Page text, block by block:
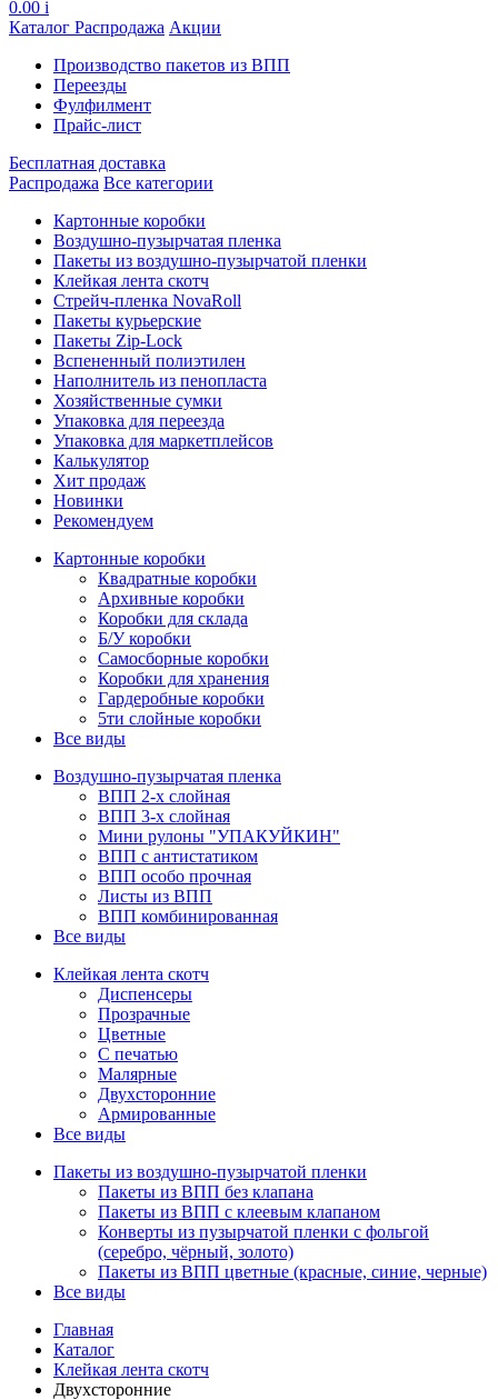
0.00 i
Каталог Распродажа Акции
Производство пакетов из ВПП
Переезды
Фулфилмент
Прайс-лист
Бесплатная доставка
Распродажа Все категории
Картонные коробки
Воздушно-пузырчатая пленка
Пакеты из воздушно-пузырчатой пленки
Клейкая лента скотч
Стрейч-пленка NovaRoll
Пакеты курьерские
Пакеты Zip-Lock
Вспененный полиэтилен
Наполнитель из пенопласта
Хозяйственные сумки
Упаковка для переезда
Упаковка для маркетплейсов
Калькулятор
Хит продаж
Новинки
Рекомендуем
Картонные коробки
Квадратные коробки
Архивные коробки
Коробки для склада
Б/У коробки
Самосборные коробки
Коробки для хранения
Гардеробные коробки
5ти слойные коробки
Все виды
Воздушно-пузырчатая пленка
ВПП 2-х слойная
ВПП 3-х слойная
Мини рулоны "УПАКУЙКИН"
ВПП с антистатиком
ВПП особо прочная
Листы из ВПП
ВПП комбинированная
Все виды
Клейкая лента скотч
Диспенсеры
Прозрачные
Цветные
С печатью
Малярные
Двухсторонние
Армированные
Все виды
Пакеты из воздушно-пузырчатой пленки
Пакеты из ВПП без клапана
Пакеты из ВПП с клеевым клапаном
Конверты из пузырчатой пленки с фольгой
(серебро, чёрный, золото)
Пакеты из ВПП цветные (красные, синие, черные)
Все виды
Главная
Каталог
Клейкая лента скотч
Двухсторонние